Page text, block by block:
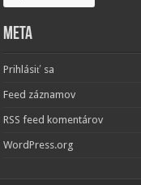
Meta
Prihlásiť sa
Feed záznamov
RSS feed komentárov
WordPress.org